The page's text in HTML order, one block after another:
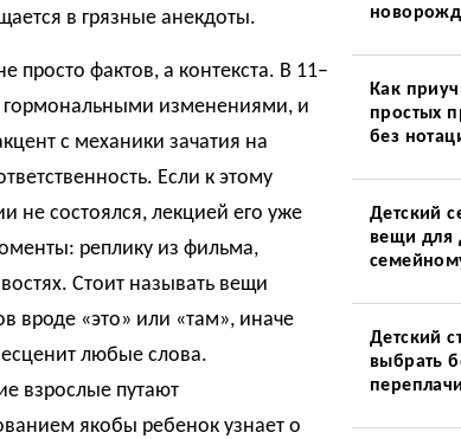
в грязные анекдоты.
просто фактов, а контекста. В 11–
гормональными изменениями, и
с механики зачатия на
Если к этому
не состоялся, лекцией его уже
реплику из фильма,
Стоит называть вещи
«это» или «там», иначе
любые слова.
взрослые путают
якобы ребенок узнает о
Как
простых
без
Детский
вещи для
Детский
выбрать